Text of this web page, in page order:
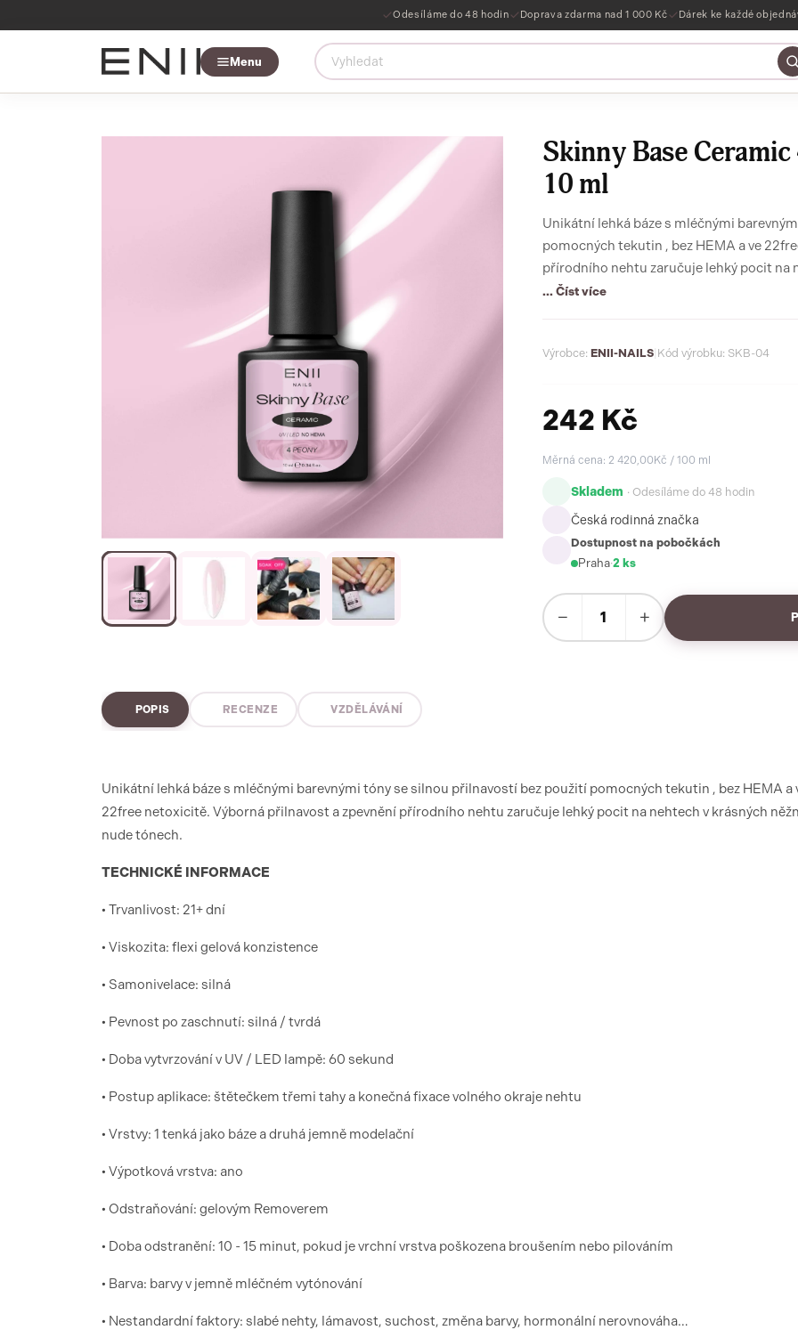
Odesíláme do 48 hodin Doprava zdarma nad 1 000 Kč Dárek ke každé
Menu
Skinny Base
10 ml
Unikátní lehká báze s mléčnými
pomocných tekutin , bez HEMA a ve
přírodního nehtu zaručuje lehký pocit na
... Číst více
Výrobce: ENII-NAILS Kód výrobku: SKB-04
242 Kč
Měrná cena: 2 420,00Kč / 100 ml
Skladem · Odesíláme do 48 hodin
Česká rodinná značka
Dostupnost na pobočkách
Praha·2 ks
− +
POPIS RECENZE VZDĚLÁVÁNÍ
Unikátní lehká báze s mléčnými barevnými tóny se silnou přilnavostí bez použití pomocných tekutin , bez HEMA a
22free netoxicitě. Výborná přilnavost a zpevnění přírodního nehtu zaručuje lehký pocit na nehtech v krásných
nude tónech.
TECHNICKÉ INFORMACE
• Trvanlivost: 21+ dní
• Viskozita: flexi gelová konzistence
• Samonivelace: silná
• Pevnost po zaschnutí: silná / tvrdá
• Doba vytvrzování v UV / LED lampě: 60 sekund
• Postup aplikace: štětečkem třemi tahy a konečná fixace volného okraje nehtu
• Vrstvy: 1 tenká jako báze a druhá jemně modelační
• Výpotková vrstva: ano
• Odstraňování: gelovým Removerem
• Doba odstranění: 10 - 15 minut, pokud je vrchní vrstva poškozena broušením nebo pilováním
• Barva: barvy v jemně mléčném vytónování
• Nestandardní faktory: slabé nehty, lámavost, suchost, změna barvy, hormonální nerovnováha…